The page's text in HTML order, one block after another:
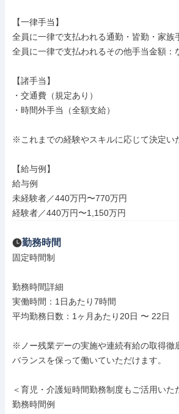
【一律手当】
全員に一律で支払われる通勤・皆勤・家族
全員に一律で支払われるその他手当金額：
【諸手当】
・交通費（規定あり）
・時間外手当（全額支給）
※これまでの経験やスキルに応じて決定い
【給与例】
給与例
未経験者／440万円〜770万円
経験者／440万円〜1,150万円
勤務時間
固定時間制
勤務時間詳細
実働時間：1日あたり7時間
平均勤務日数：1ヶ月あたり20日 〜 22日
※ノー残業デーの実施や連続有給の取得徹
バランスを保って働いていただけます。
＜育児・介護短時間勤務制度もご活用いた
勤務時間例